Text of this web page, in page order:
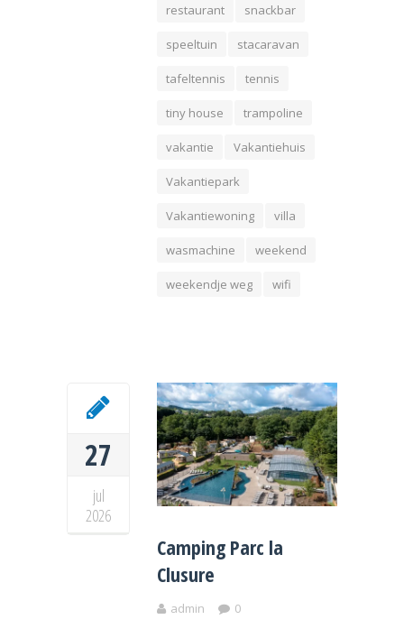
restaurant snackbar
speeltuin stacaravan
tafeltennis tennis
tiny house trampoline
vakantie Vakantiehuis
Vakantiepark
Vakantiewoning villa
wasmachine weekend
weekendje weg wifi
27
jul
2026
Camping Parc la
Clusure
admin 0